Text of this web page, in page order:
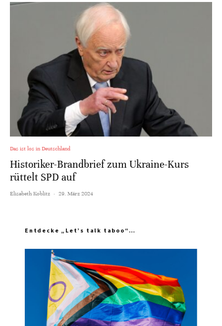
Das ist los in Deutschland
Historiker-Brandbrief zum Ukraine-Kurs
rüttelt SPD auf
Elisabeth Koblitz · 29. März 2024
Entdecke „Let’s talk taboo“…